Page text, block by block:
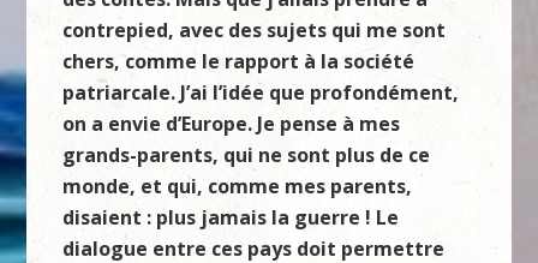
contrepied, avec des sujets qui me sont
chers, comme le rapport à la société
patriarcale. J’ai l’idée que profondément,
on a envie d’Europe. Je pense à mes
grands-parents, qui ne sont plus de ce
monde, et qui, comme mes parents,
disaient : plus jamais la guerre ! Le
dialogue entre ces pays doit permettre